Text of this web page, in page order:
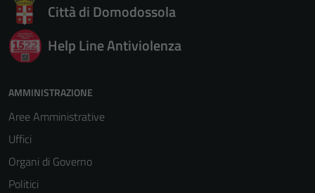
Città di Domodossola
Help Line Antiviolenza
AMMINISTRAZIONE
Aree Amministrative
Uffici
Organi di Governo
Politici